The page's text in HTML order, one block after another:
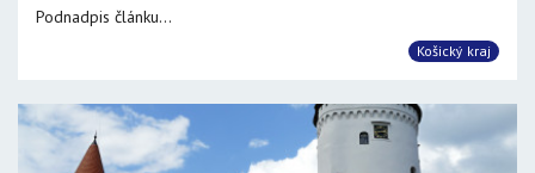
Podnadpis článku...
Košický kraj